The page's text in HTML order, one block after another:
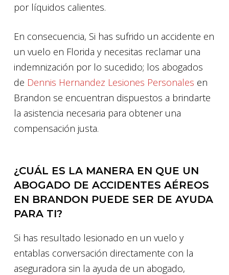
por líquidos calientes.
En consecuencia, Si has sufrido un accidente en
un vuelo en Florida y necesitas reclamar una
indemnización por lo sucedido; los abogados
de Dennis Hernandez Lesiones Personales en
Brandon se encuentran dispuestos a brindarte
la asistencia necesaria para obtener una
compensación justa.
¿CUÁL ES LA MANERA EN QUE UN
ABOGADO DE ACCIDENTES AÉREOS
EN BRANDON PUEDE SER DE AYUDA
PARA TI?
Si has resultado lesionado en un vuelo y
entablas conversación directamente con la
aseguradora sin la ayuda de un abogado,